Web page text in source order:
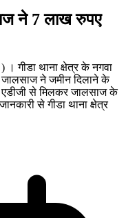
ने 7 लाख रुपए
। गीडा थाना क्षेत्र के नगवा
जालसाज ने जमीन दिलाने के
एडीजी से मिलकर जालसाज के
से गीडा थाना क्षेत्र